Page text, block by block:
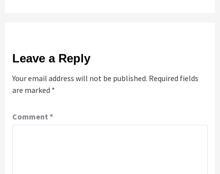
Leave a Reply
Your email address will not be published. Required fields
are marked *
Comment *